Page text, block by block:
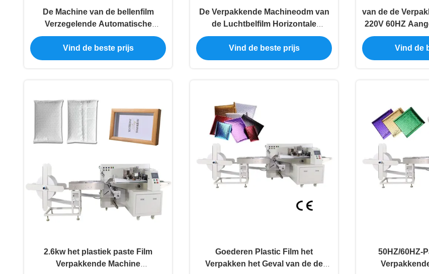
De Machine van de bellenfilm
Verzegelende Automatische
Verpakkende Etiketteringsmachine
220V
Vind de beste prijs
De Verpakkende Machineodm van
de Luchtbelfilm Horizontale
Verpakkingsmachine
Vind de beste prijs
van de de
220V 60HZ
Vind de
2.6kw het plastiek paste Film
Verpakkende Machine
Goederen Plastic Film het
Verpakken het Geval van de de
50HZ/60HZ-